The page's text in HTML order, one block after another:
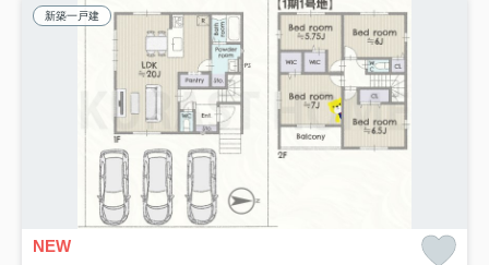
新築一戸建
NEW